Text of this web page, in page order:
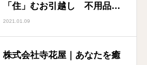
「住」むお引越し 不用品回
収・買取もお任せください！
2021.01.09
株式会社寺花屋｜あなたを癒